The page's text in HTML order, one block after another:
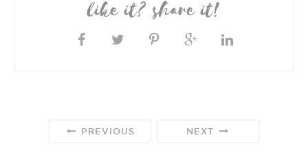
like it? share it!
PREVIOUS NEXT